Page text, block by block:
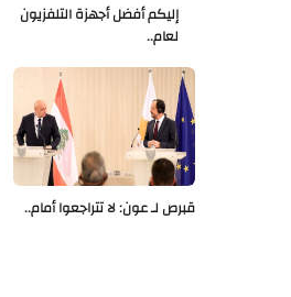
إليكم أفضل أجهزة التلفزيون
لعام..
قبرص لـ عون: لا تتراجعوا أمام..